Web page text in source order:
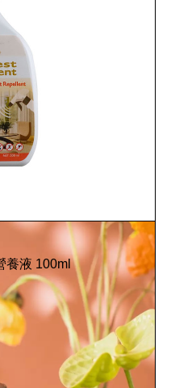
養液 100ml